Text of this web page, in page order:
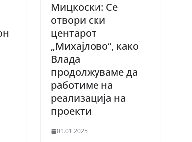
Мицкоски: Се
отвори ски
центарот
„Михајлово“, како
Влада
продолжуваме да
работиме на
реализација на
проекти
01.01.2025